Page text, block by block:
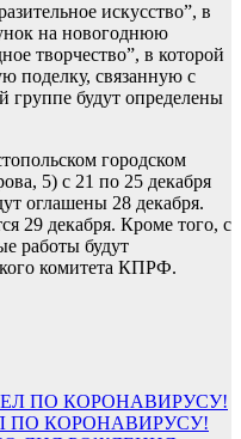
искусство”, в
на новогоднюю
творчество”, в которой
поделку, связанную с
группе будут определены
городском
5) с 21 по 25 декабря
оглашены 28 декабря.
29 декабря. Кроме того, с
работы будут
комитета КПРФ.
ПО КОРОНАВИРУСУ!